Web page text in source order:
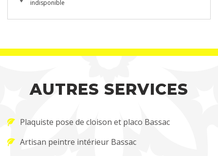
indisponible
AUTRES SERVICES
Plaquiste pose de cloison et placo Bassac
Artisan peintre intérieur Bassac